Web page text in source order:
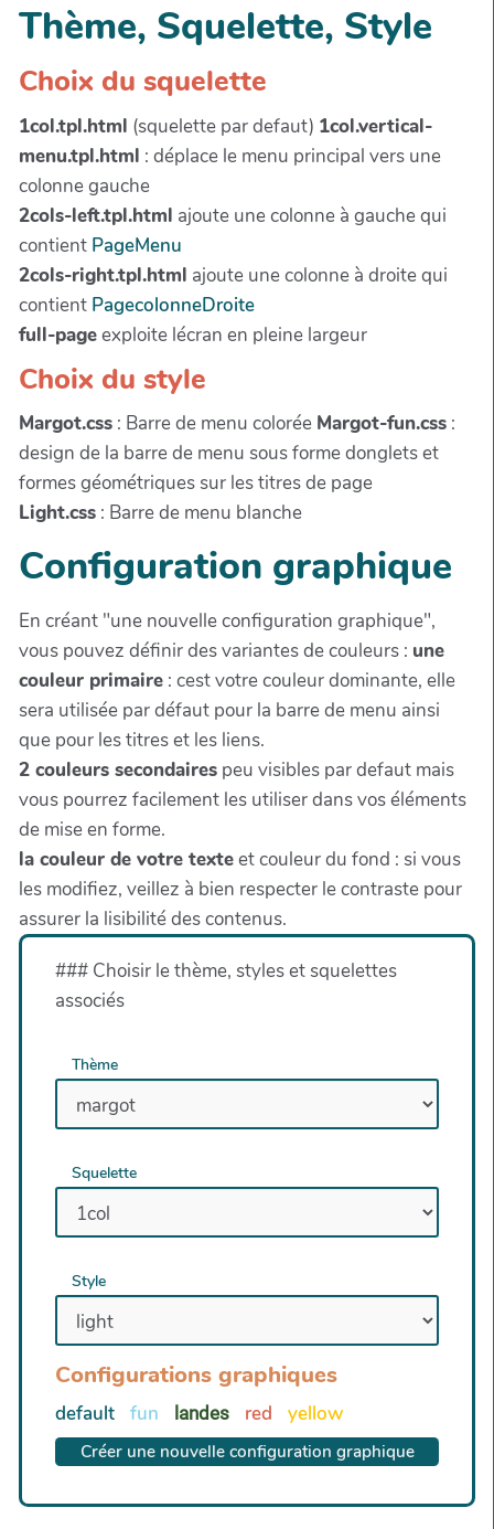
Thème, Squelette, Style
Choix du squelette
1col.tpl.html (squelette par defaut) 1col.vertical-
menu.tpl.html : déplace le menu principal vers une
colonne gauche
2cols-left.tpl.html ajoute une colonne à gauche qui
contient PageMenu
2cols-right.tpl.html ajoute une colonne à droite qui
contient PagecolonneDroite
full-pageexploite lécran en pleine largeur
Choix du style
Margot.css : Barre de menu colorée Margot-fun.css :
design de la barre de menu sous forme donglets et
formes géométriques sur les titres de page
Light.css : Barre de menu blanche
Configuration graphique
En créant "une nouvelle configuration graphique",
vous pouvez définir des variantes de couleurs : une
couleur primaire : cest votre couleur dominante, elle
sera utilisée par défaut pour la barre de menu ainsi
que pour les titres et les liens.
2 couleurs secondaires peu visibles par defaut mais
vous pourrez facilement les utiliser dans vos éléments
de mise en forme.
la couleur de votre texteet couleur du fond : si vous
les modifiez, veillez à bien respecter le contraste pour
assurer la lisibilité des contenus.
### Choisir le thème, styles et squelettes
associés
Thème
Squelette
Style
Configurations graphiques
default fun landes red yellow
Créer une nouvelle configuration graphique